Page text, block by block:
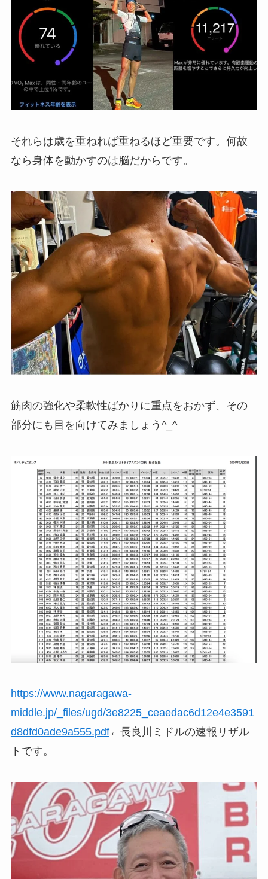
それらは歳を重ねれば重ねるほど重要です。何故
なら身体を動かすのは脳だからです。
筋肉の強化や柔軟性ばかりに重点をおかず、その
部分にも目を向けてみましょう^_^
https://www.nagaragawa-
middle.jp/_files/ugd/3e8225_ceaedac6d12e4e3591
d8dfd0ade9a555.pdf←長良川ミドルの速報リザル
トです。